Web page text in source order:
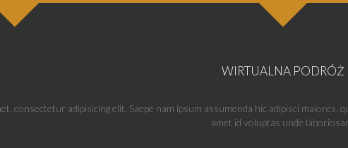
WIRTUALNA PODRÓŻ
consectetur adipisicing elit. Saepe nam ipsum assumenda hic adipisci
amet id voluptas unde